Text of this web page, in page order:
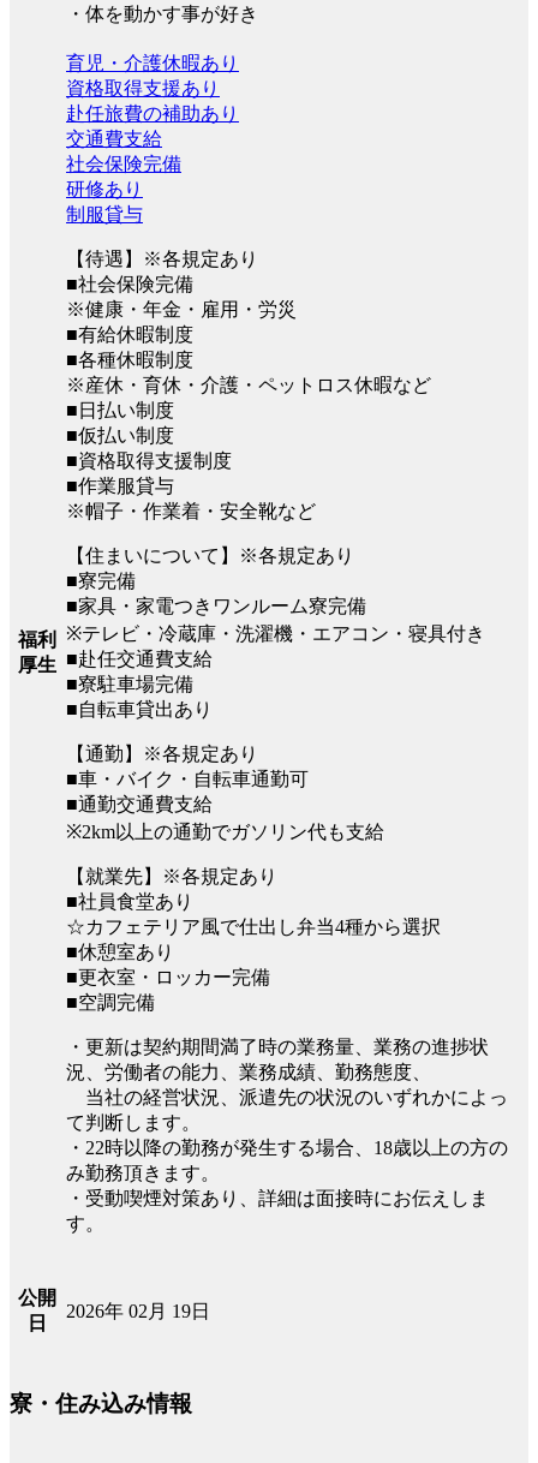
・体を動かす事が好き
福利
厚生
育児・介護休暇あり
資格取得支援あり
赴任旅費の補助あり
交通費支給
社会保険完備
研修あり
制服貸与
【待遇】※各規定あり
■社会保険完備
※健康・年金・雇用・労災
■有給休暇制度
■各種休暇制度
※産休・育休・介護・ペットロス休暇など
■日払い制度
■仮払い制度
■資格取得支援制度
■作業服貸与
※帽子・作業着・安全靴など
【住まいについて】※各規定あり
■寮完備
■家具・家電つきワンルーム寮完備
※テレビ・冷蔵庫・洗濯機・エアコン・寝具付き
■赴任交通費支給
■寮駐車場完備
■自転車貸出あり
【通勤】※各規定あり
■車・バイク・自転車通勤可
■通勤交通費支給
※2km以上の通勤でガソリン代も支給
【就業先】※各規定あり
■社員食堂あり
☆カフェテリア風で仕出し弁当4種から選択
■休憩室あり
■更衣室・ロッカー完備
■空調完備
・更新は契約期間満了時の業務量、業務の進捗状
況、労働者の能力、業務成績、勤務態度、
当社の経営状況、派遣先の状況のいずれかによっ
て判断します。
・22時以降の勤務が発生する場合、18歳以上の方の
み勤務頂きます。
・受動喫煙対策あり、詳細は面接時にお伝えしま
す。
公開
日
2026年 02月 19日
寮・住み込み情報